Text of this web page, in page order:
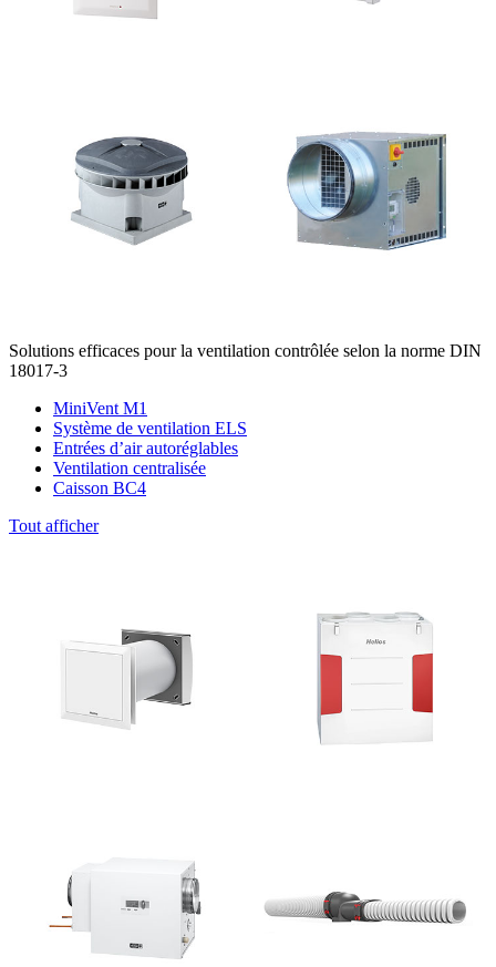
Solutions efficaces pour la ventilation contrôlée selon la norme DIN
18017-3
MiniVent M1
Système de ventilation ELS
Entrées d’air autoréglables
Ventilation centralisée
Caisson BC4
Tout afficher